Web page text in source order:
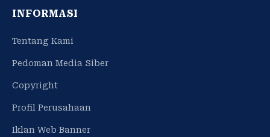
INFORMASI
Tentang Kami
Pedoman Media Siber
Copyright
Profil Perusahaan
Iklan Web Banner